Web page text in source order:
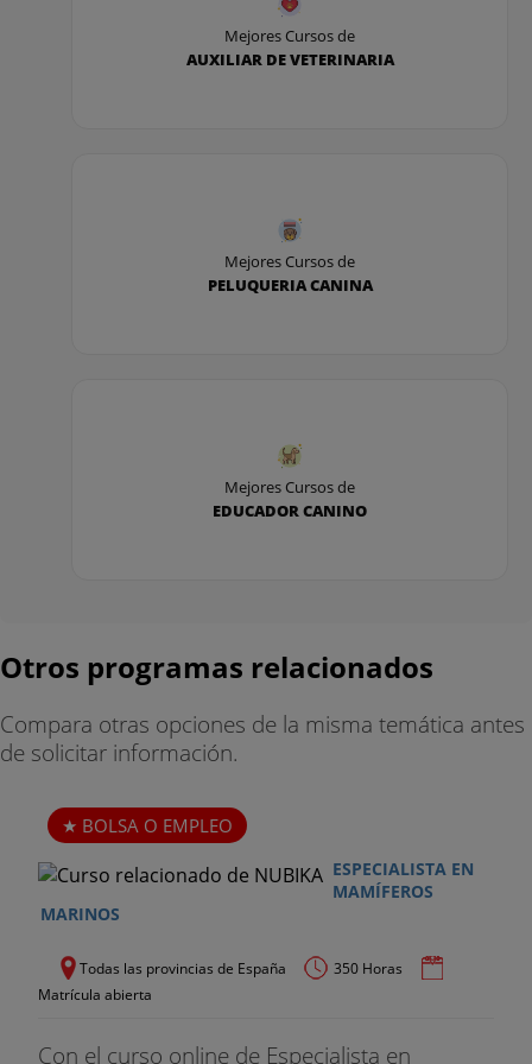
Mejores Cursos de
AUXILIAR DE VETERINARIA
Mejores Cursos de
PELUQUERIA CANINA
Mejores Cursos de
EDUCADOR CANINO
Otros programas relacionados
Compara otras opciones de la misma temática antes
de solicitar información.
BOLSA O EMPLEO
ESPECIALISTA EN
MAMÍFEROS
MARINOS
Todas las provincias de España
350 Horas
Matrícula abierta
Con el curso online de Especialista en